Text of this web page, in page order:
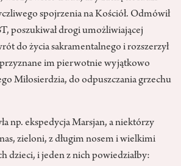
spojrzenia na Kościół. Odmówił
poszukiwał drogi umożliwiającej
do życia sakramentalnego i rozszerzył
im pierwotnie wyjątkowo
Miłosierdzia, do odpuszczania grzechu
np. ekspedycja Marsjan, a niektórzy
zieloni, z długim nosem i wielkimi
dzieci, i jeden z nich powiedziałby: